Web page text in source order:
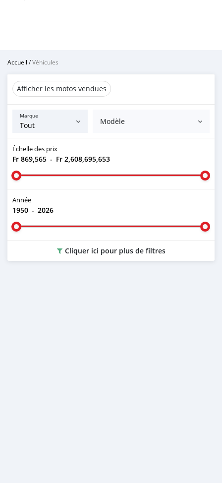
Accueil /Véhicules
Afficher les motos vendues
Marque
Modèle
Échelle des prix
Fr 869,565 - Fr 2,608,695,653
Année
1950 - 2026
Cliquer ici pour plus de filtres